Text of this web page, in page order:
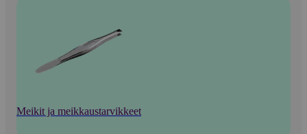
Meikit ja meikkaustarvikkeet